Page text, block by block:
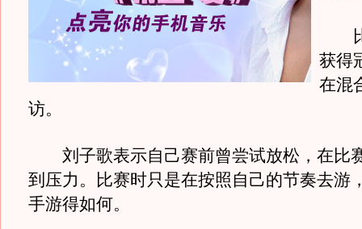
比
获得
在混
访。
刘子歌表示自己赛前曾尝试放松，在比
到压力。比赛时只是在按照自己的节奏去游
手游得如何。